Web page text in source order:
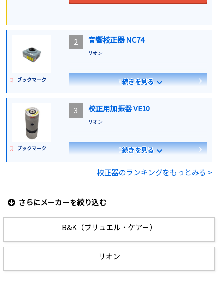
ブックマーク
2 音響校正器 NC74
リオン
詳細を見る
見積もりする
続きを見る
ブックマーク
3 校正用加振器 VE10
リオン
詳細を見る
見積もりする
続きを見る
校正器のランキングをもっとみる >
さらにメーカーを絞り込む
B&K（ブリュエル・ケアー）
リオン